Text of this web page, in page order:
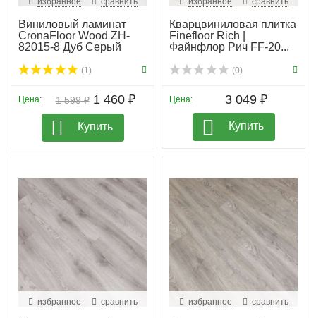
Виниловый ламинат
CronaFloor Wood ZH-
82015-8 Дуб Серый
(1)
1 599 ₽
Цена: 1 460 ₽
Купить
Кварцвиниловая плитка
Finefloor Rich |
Файнфлор Рич FF-20...
(0)
Цена: 3 049 ₽
Купить
избранное сравнить избранное сравнить